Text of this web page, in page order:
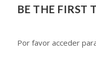
BE THE FIRST
Por favor acceder